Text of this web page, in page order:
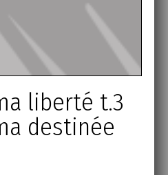
liberté t.3
destinée